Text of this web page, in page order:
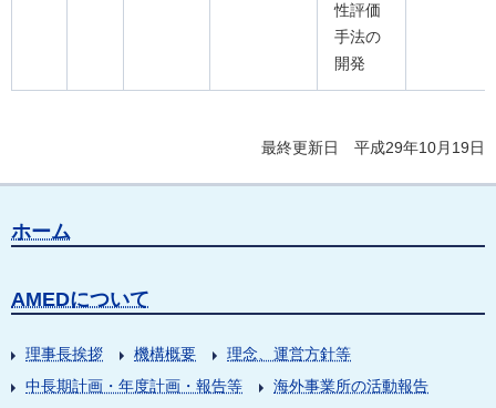
性評価
手法の
開発
最終更新日 平成29年10月19日
ホーム
AMEDについて
理事長挨拶 機構概要
理念、運営方針等
中長期計画・年度計画・報告等
海外事業所の活動報告